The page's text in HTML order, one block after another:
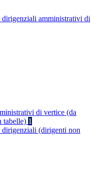
amministrativi di
di vertice (da
tabelle) 1
(dirigenti non